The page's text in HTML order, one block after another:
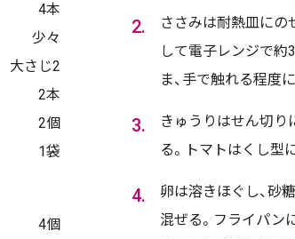
4本
少々
大さじ2
2本
2個
1袋
4個
ささみは耐熱皿にの
して電子レンジで約
ま、手で触れる程度
きゅうりはせん切り
る。トマトはくし型
卵は溶きほぐし、砂
混ぜる。フライパン